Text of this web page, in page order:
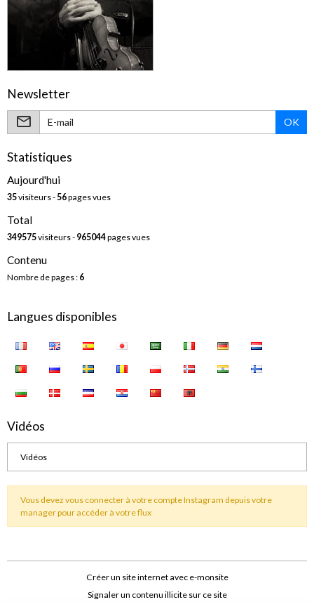
Newsletter
OK
Statistiques
Aujourd'hui
35visiteurs -56pages vues
Total
349575visiteurs - 965044pages vues
Contenu
Nombre de pages : 6
Langues disponibles
Vidéos
Vidéos
Vous devez vous connecter à votre compte Instagram depuis votre
manager pour accéder à votre flux
Créer un site internet avec e-monsite
Signaler un contenu illicite sur ce site